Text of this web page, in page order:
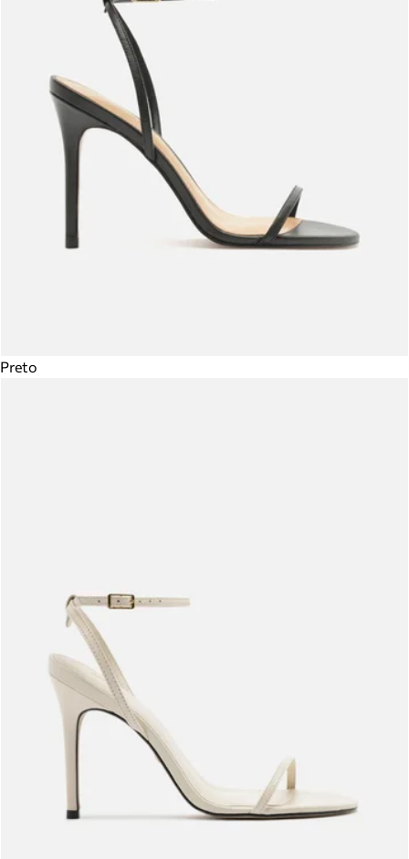
Preto